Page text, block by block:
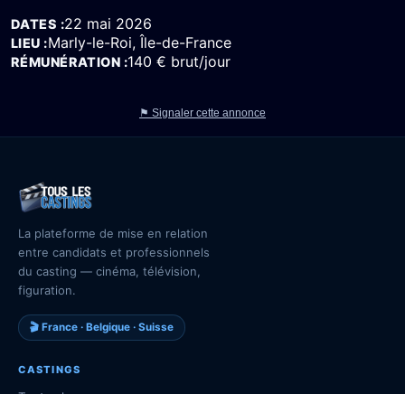
DATES 22 mai 2026
LIEU Marly-le-Roi, Île-de-France
RÉMUNÉRATION 140 € brut/jour
⚑ Signaler cette annonce
La plateforme de mise en relation
entre candidats et professionnels
du casting — cinéma, télévision,
figuration.
🎬 France · Belgique · Suisse
CASTINGS